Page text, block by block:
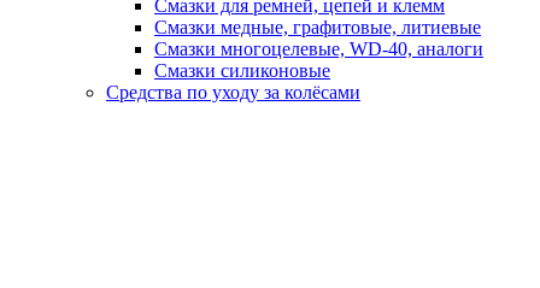
Смазки для ремней, цепей и клемм
Смазки медные, графитовые, литиевые
Смазки многоцелевые, WD-40, аналоги
Смазки силиконовые
Средства по уходу за колёсами